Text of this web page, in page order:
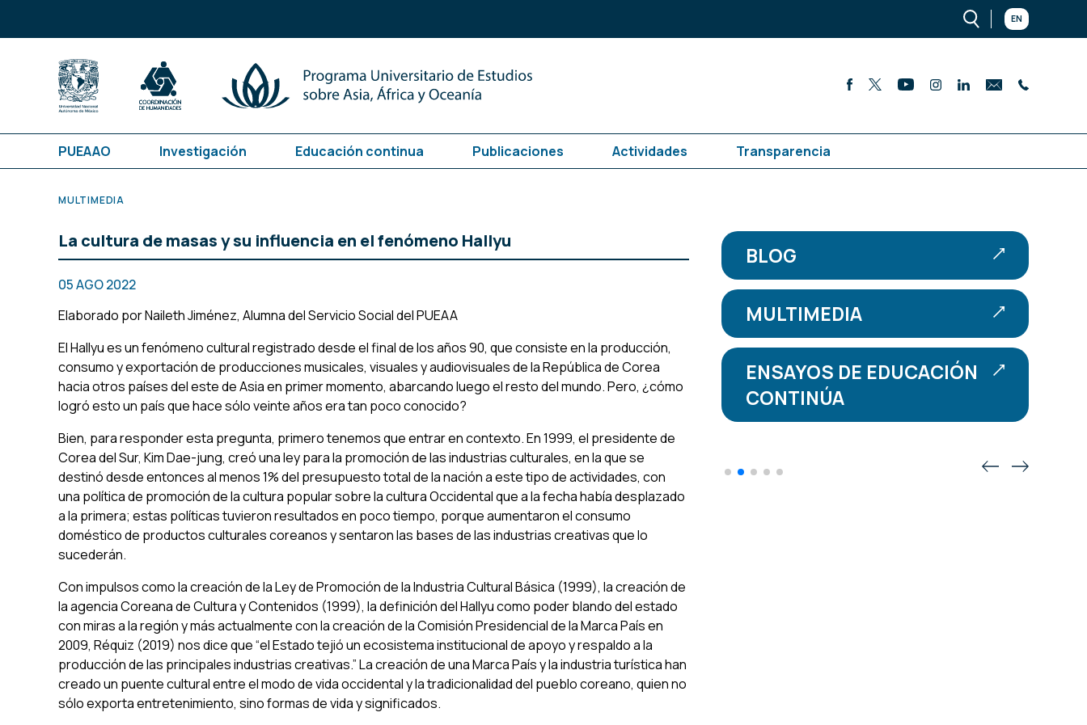
EN
PUEAAO Investigación Educación continua Publicaciones Actividades Transparencia
MULTIMEDIA
La cultura de masas y su influencia en el fenómeno Hallyu
05 AGO 2022
Elaborado por Naileth Jiménez, Alumna del Servicio Social del PUEAA
El Hallyu es un fenómeno cultural registrado desde el final de los años 90, que consiste en la producción,
consumo y exportación de producciones musicales, visuales y audiovisuales de la República de Corea
hacia otros países del este de Asia en primer momento, abarcando luego el resto del mundo. Pero, ¿cómo
logró esto un país que hace sólo veinte años era tan poco conocido?
Bien, para responder esta pregunta, primero tenemos que entrar en contexto. En 1999, el presidente de
Corea del Sur, Kim Dae-jung, creó una ley para la promoción de las industrias culturales, en la que se
destinó desde entonces al menos 1% del presupuesto total de la nación a este tipo de actividades, con
una política de promoción de la cultura popular sobre la cultura Occidental que a la fecha había desplazado
a la primera; estas políticas tuvieron resultados en poco tiempo, porque aumentaron el consumo
doméstico de productos culturales coreanos y sentaron las bases de las industrias creativas que lo
sucederán.
Con impulsos como la creación de la Ley de Promoción de la Industria Cultural Básica (1999), la creación de
la agencia Coreana de Cultura y Contenidos (1999), la definición del Hallyu como poder blando del estado
con miras a la región y más actualmente con la creación de la Comisión Presidencial de la Marca País en
2009, Réquiz (2019) nos dice que “el Estado tejió un ecosistema institucional de apoyo y respaldo a la
producción de las principales industrias creativas.” La creación de una Marca País y la industria turística han
creado un puente cultural entre el modo de vida occidental y la tradicionalidad del pueblo coreano, quien no
sólo exporta entretenimiento, sino formas de vida y significados.
BLOG
MULTIMEDIA
ENSAYOS DE EDUCACIÓN
CONTINÚA